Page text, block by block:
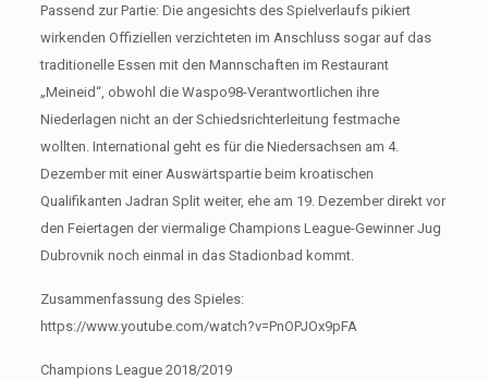
Passend zur Partie: Die angesichts des Spielverlaufs pikiert
wirkenden Offiziellen verzichteten im Anschluss sogar auf das
traditionelle Essen mit den Mannschaften im Restaurant
„Meineid“, obwohl die Waspo98-Verantwortlichen ihre
Niederlagen nicht an der Schiedsrichterleitung festmache
wollten. International geht es für die Niedersachsen am 4.
Dezember mit einer Auswärtspartie beim kroatischen
Qualifikanten Jadran Split weiter, ehe am 19. Dezember direkt vor
den Feiertagen der viermalige Champions League-Gewinner Jug
Dubrovnik noch einmal in das Stadionbad kommt.
Zusammenfassung des Spieles:
https://www.youtube.com/watch?v=PnOPJOx9pFA
Champions League 2018/2019